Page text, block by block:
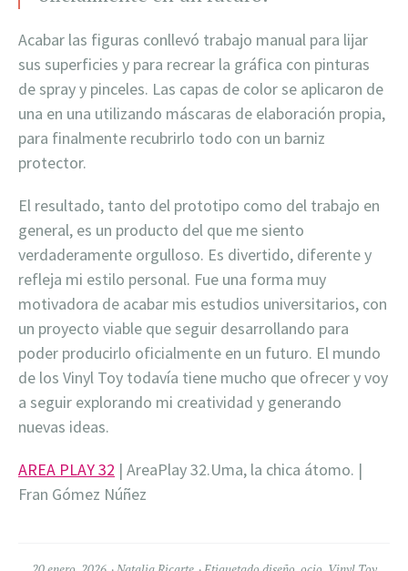
Acabar las figuras conllevó trabajo manual para lijar
sus superficies y para recrear la gráfica con pinturas
de spray y pinceles. Las capas de color se aplicaron de
una en una utilizando máscaras de elaboración propia,
para finalmente recubrirlo todo con un barniz
protector.
El resultado, tanto del prototipo como del trabajo en
general, es un producto del que me siento
verdaderamente orgulloso. Es divertido, diferente y
refleja mi estilo personal. Fue una forma muy
motivadora de acabar mis estudios universitarios, con
un proyecto viable que seguir desarrollando para
poder producirlo oficialmente en un futuro. El mundo
de los Vinyl Toy todavía tiene mucho que ofrecer y voy
a seguir explorando mi creatividad y generando
nuevas ideas.
AREA PLAY 32 | AreaPlay 32.Uma, la chica átomo. |
Fran Gómez Núñez